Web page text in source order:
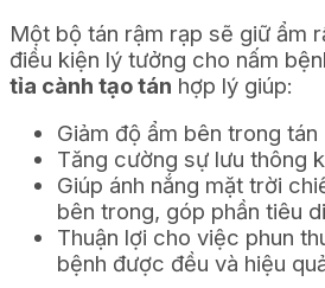
Một bộ tán rậm rạp sẽ giữ ẩm
điều kiện lý tưởng cho nấm
tỉa cành tạo tán hợp lý giúp:
Giảm độ ẩm bên trong tán
Tăng cường sự lưu thông
Giúp ánh nắng mặt trời
bên trong, góp phần tiêu
Thuận lợi cho việc phun
bệnh được đều và hiệu